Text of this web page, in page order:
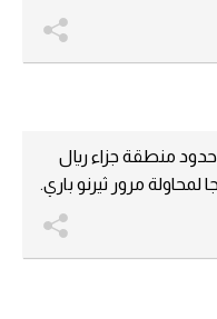
منطقة جزاء ريال
لمحاولة مرور ثيرنو باري.